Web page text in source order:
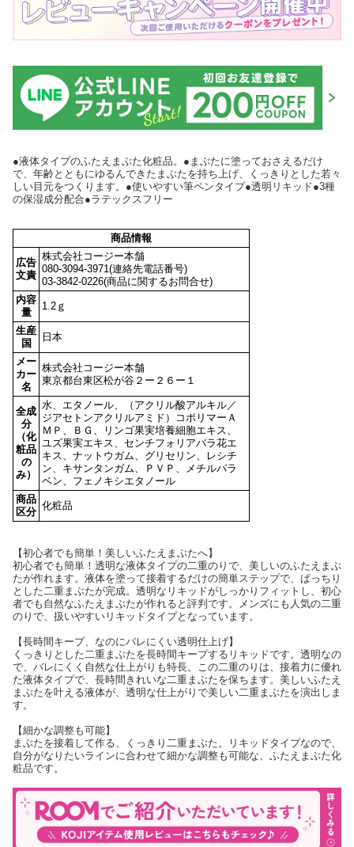
●液体タイプのふたえまぶた化粧品。●まぶたに塗っておさえるだけ
で、年齢とともにゆるんできたまぶたを持ち上げ、くっきりとした若々
しい目元をつくります。●使いやすい筆ペンタイプ●透明リキッド●3種
の保湿成分配合●ラテックスフリー
商品情報
広告
文責
株式会社コージー本舗
080-3094-3971(連絡先電話番号)
03-3842-0226(商品に関するお問合せ)
内容
量
1.2ｇ
生産
国
日本
メー
カー
名
株式会社コージー本舗
東京都台東区松が谷２ー２６ー１
全成
分
（化
粧品
の
み）
水、エタノール、（アクリル酸アルキル／
ジアセトンアクリルアミド）コポリマーＡ
ＭＰ、ＢＧ、リンゴ果実培養細胞エキス、
ユズ果実エキス、センチフォリアバラ花エ
キス、ナットウガム、グリセリン、レシチ
ン、キサンタンガム、ＰＶＰ、メチルパラ
ベン、フェノキシエタノール
商品
区分
化粧品
【初心者でも簡単！美しいふたえまぶたへ】
初心者でも簡単！透明な液体タイプの二重のりで、美しいのふたえまぶ
たが作れます。液体を塗って接着するだけの簡単ステップで、ぱっちり
とした二重まぶたが完成。透明なリキッドがしっかりフィットし、初心
者でも自然なふたえまぶたが作れると評判です。メンズにも人気の二重
のりで、扱いやすいリキッドタイプとなっています。
【長時間キープ、なのにバレにくい透明仕上げ】
くっきりとした二重まぶたを長時間キープするリキッドです。透明なの
で、バレにくく自然な仕上がりも特長。この二重のりは、接着力に優れ
た液体タイプで、長時間きれいな二重まぶたを保ちます。美しいふたえ
まぶたを叶える液体が、透明な仕上がりで美しい二重まぶたを演出しま
す。
【細かな調整も可能】
まぶたを接着して作る、くっきり二重まぶた。リキッドタイプなので、
自分がなりたいラインに合わせて細かな調整も可能な、ふたえまぶた化
粧品です。